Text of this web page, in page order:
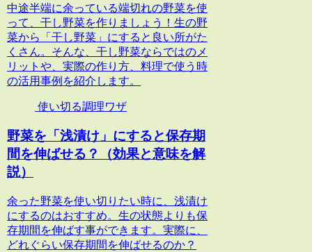
中途半端に余っている端切れの野菜を使
って、干し野菜を作りましょう！生の野
菜から「干し野菜」にすると良い所がた
くさん。そんな、干し野菜ならではのメ
リットや、実際の作り方、料理で使う時
の活用事例を紹介します。
使い切る調理ワザ
野菜を「浅漬け」にすると保存期
間を伸ばせる？（効果と意味を解
説）
余った野菜を使い切りたい時に、浅漬け
にするのはおすすめ。生の状態よりも保
存期間を伸ばす事ができます。実際に、
どれぐらい保存期間を伸ばせるのか？